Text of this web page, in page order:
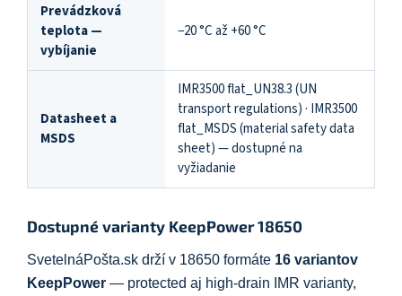
Prevádzková
teplota —
vybíjanie
−20 °C až +60 °C
Datasheet a
MSDS
IMR3500 flat_UN38.3 (UN
transport regulations) · IMR3500
flat_MSDS (material safety data
sheet) — dostupné na
vyžiadanie
Dostupné varianty KeepPower 18650
SvetelnáPošta.sk drží v 18650 formáte 16 variantov
KeepPower — protected aj high-drain IMR varianty,